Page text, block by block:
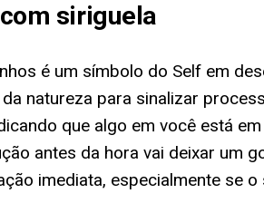
siriguela
é um símbolo do Self em
natureza para sinalizar
que algo em você está
antes da hora vai deixar um
imediata, especialmente se